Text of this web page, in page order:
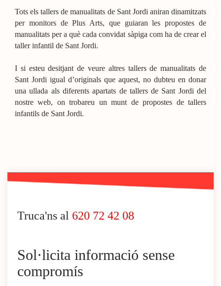
Tots els tallers de manualitats de Sant Jordi aniran dinamitzats
per monitors de Plus Arts, que guiaran les propostes de
manualitats per a què cada convidat sàpiga com ha de crear el
taller infantil de Sant Jordi.
I si esteu desitjant de veure altres tallers de manualitats de
Sant Jordi igual d’originals que aquest, no dubteu en donar
una ullada als diferents apartats de tallers de Sant Jordi del
nostre web, on trobareu un munt de propostes de tallers
infantils de Sant Jordi.
Truca'ns al 620 72 42 08
Sol·licita informació sense
compromís